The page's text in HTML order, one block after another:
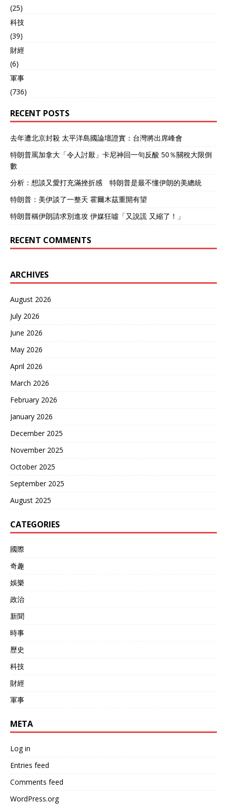
(25)
科技
(39)
財經
(6)
軍事
(736)
RECENT POSTS
去年遭北京封殺 太平洋島國論壇證實：台灣將出席峰會
特朗普罵加拿大「令人討厭」卡尼神回一句反酸 50％關稅大限倒
數
分析：想談又愛打充滿挫折感 特朗普是最不懂伊朗的美總統
特朗普：美伊談了一整天 霍爾木茲重開有望
特朗普稱伊朗請求別進攻 伊媒狂噓「又說謊 又縮了！」
RECENT COMMENTS
ARCHIVES
August 2026
July 2026
June 2026
May 2026
April 2026
March 2026
February 2026
January 2026
December 2025
November 2025
October 2025
September 2025
August 2025
CATEGORIES
國際
奇趣
娛樂
政治
新聞
時事
歷史
科技
財經
軍事
META
Log in
Entries feed
Comments feed
WordPress.org